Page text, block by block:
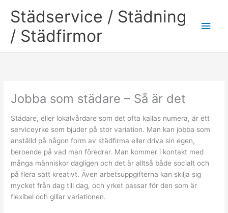
content
Städservice / Städning
/ Städfirmor
Main
Jobba som städare – Så är det
Städare, eller lokalvårdare som det ofta kallas numera, är ett
serviceyrke som bjuder på stor variation. Man kan jobba som
anställd på någon form av städfirma eller driva sin egen,
beroende på vad man föredrar. Man kommer i kontakt med
många människor dagligen och det är alltså både socialt och
på flera sätt kreativt. Även arbetsuppgifterna kan skilja sig
mycket från dag till dag, och yrket passar för den som är
flexibel och gillar variationen.